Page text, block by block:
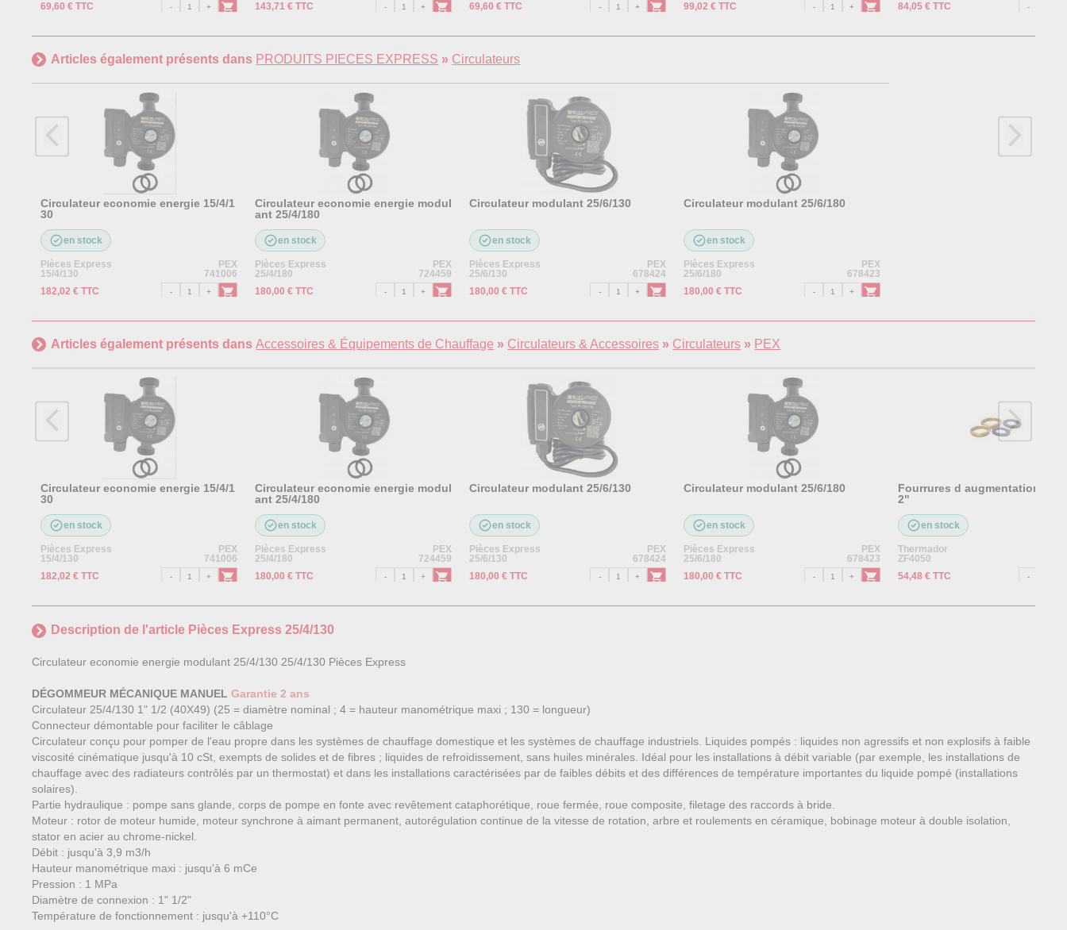
69,60 € TTC
143,71 € TTC
69,60 € TTC
99,02 € TTC
84,05 € TTC
Articles également présents dans PRODUITS PIECES EXPRESS » Circulateurs
Circulateur economie energie 15/4/1
30
en stock
Pièces Express
PEX
15/4/130
741006
182,02 € TTC
Circulateur economie energie modul
ant 25/4/180
en stock
Pièces Express
PEX
25/4/180
724459
180,00 € TTC
Circulateur modulant 25/6/130
en stock
Pièces Express
PEX
25/6/130
678424
180,00 € TTC
Circulateur modulant 25/6/180
en stock
Pièces Express
PEX
25/6/180
678423
180,00 € TTC
Articles également présents dansAccessoires & Équipements de Chauffage » Circulateurs & Accessoires » Circulateurs » PEX
Circulateur economie energie 15/4/1
30
en stock
Pièces Express
PEX
15/4/130
741006
182,02 € TTC
Circulateur economie energie modul
ant 25/4/180
en stock
Pièces Express
PEX
25/4/180
724459
180,00 € TTC
Circulateur modulant 25/6/130
en stock
Pièces Express
PEX
25/6/130
678424
180,00 € TTC
Circulateur modulant 25/6/180
en stock
Pièces Express
PEX
25/6/180
678423
180,00 € TTC
Fourrures d augmentation 1"1/
2"
en stock
Thermador
ZF4050
54,48 € TTC
Description de l'article Pièces Express 25/4/130
Circulateur economie energie modulant 25/4/130 25/4/130 Pièces Express
DÉGOMMEUR MÉCANIQUE MANUELGarantie 2 ans
Circulateur 25/4/130 1" 1/2 (40X49) (25 = diamètre nominal ; 4 = hauteur manométrique maxi ; 130 = longueur)
Connecteur démontable pour faciliter le câblage
Circulateur conçu pour pomper de l'eau propre dans les systèmes de chauffage domestique et les systèmes de chauffage industriels. Liquides pompés : liquides non agressifs et non explosifs à faible
viscosité cinématique jusqu'à 10 cSt, exempts de solides et de fibres ; liquides de refroidissement, sans huiles minérales. Idéal pour les installations à débit variable (par exemple, les installations de
chauffage avec des radiateurs contrôlés par un thermostat) et dans les installations caractérisées par de faibles débits et des différences de température importantes du liquide pompé (installations
solaires).
Partie hydraulique : pompe sans glande, corps de pompe en fonte avec revêtement cataphorétique, roue fermée, roue composite, filetage des raccords à bride.
Moteur : rotor de moteur humide, moteur synchrone à aimant permanent, autorégulation continue de la vitesse de rotation, arbre et roulements en céramique, bobinage moteur à double isolation,
stator en acier au chrome-nickel.
Débit : jusqu'à 3,9 m3/h
Hauteur manométrique maxi : jusqu'à 6 mCe
Pression : 1 MPa
Diamètre de connexion : 1" 1/2"
Température de fonctionnement : jusqu'à +110°C